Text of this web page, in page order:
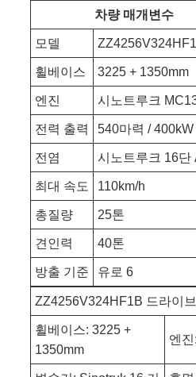
차량 매개변수
모델
휠베이스 3225 + 1350mm
엔진 시노트루크
전력 출력 540마력 / 400kW
전염 시노트루크 16단
최대 속도 110km/h
총질량 25톤
견인력 40톤
방출 기준 유로 6
ZZ4256V324HF1B 드라이
휠베이스: 3225 +
1350mm
엔